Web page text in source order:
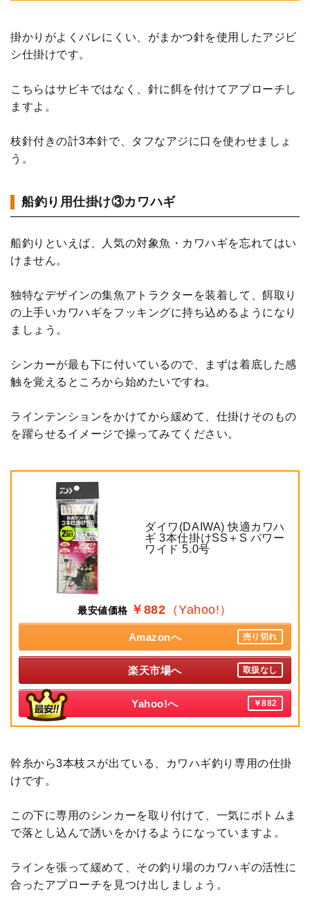
掛かりがよくバレにくい、がまかつ針を使用したアジビ
シ仕掛けです。
こちらはサビキではなく、針に餌を付けてアプローチし
ますよ。
枝針付きの計3本針で、タフなアジに口を使わせましょ
う。
船釣り用仕掛け③カワハギ
船釣りといえば、人気の対象魚・カワハギを忘れてはい
けません。
独特なデザインの集魚アトラクターを装着して、餌取り
の上手いカワハギをフッキングに持ち込めるようになり
ましょう。
シンカーが最も下に付いているので、まずは着底した感
触を覚えるところから始めたいですね。
ラインテンションをかけてから緩めて、仕掛けそのもの
を躍らせるイメージで操ってみてください。
ダイワ(DAIWA) 快適カワハ
ギ 3本仕掛けSS＋S パワー
ワイド 5.0号
最安値価格 ￥882 （Yahoo!）
Amazonへ 売り切れ
楽天市場へ 取扱なし
Yahoo!へ ￥882
幹糸から3本枝スが出ている、カワハギ釣り専用の仕掛
けです。
この下に専用のシンカーを取り付けて、一気にボトムま
で落とし込んで誘いをかけるようになっていますよ。
ラインを張って緩めて、その釣り場のカワハギの活性に
合ったアプローチを見つけ出しましょう。